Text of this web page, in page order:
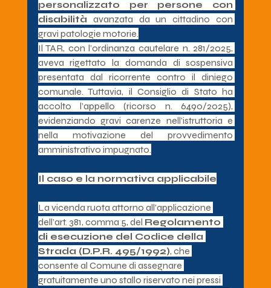
personalizzato per persone con
disabilità avanzata da un cittadino con
gravi patologie motorie.
Il TAR, con l’ordinanza cautelare n. 281/2025,
aveva rigettato la domanda di sospensiva
presentata dal ricorrente contro il diniego
comunale. Tuttavia, il Consiglio di Stato ha
accolto l’appello (ricorso n. 6490/2025),
evidenziando gravi carenze nell’istruttoria e
nella motivazione del provvedimento
amministrativo impugnato.
Il caso e la normativa applicabile
La vicenda ruota attorno all’applicazione
dell’art. 381, comma 5, del Regolamento
di esecuzione del Codice della
Strada (D.P.R. 495/1992), che
consente al Comune di assegnare
gratuitamente uno stallo riservato nei pressi